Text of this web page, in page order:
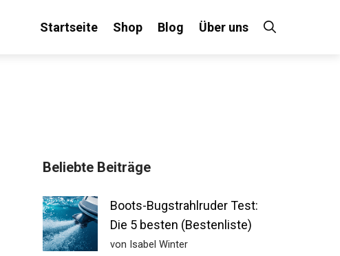
Startseite Shop Blog Über uns
Beliebte Beiträge
Boots-Bugstrahlruder Test:
Die 5 besten (Bestenliste)
von Isabel Winter